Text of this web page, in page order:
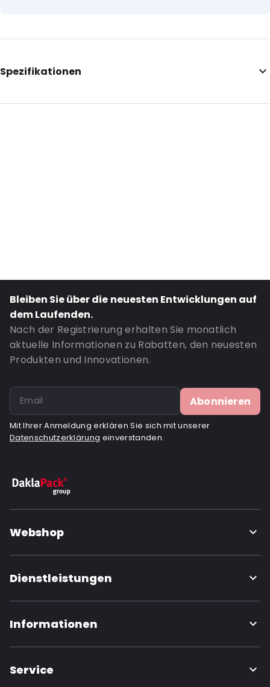
Spezifikationen
Internal Length: 235
Bleiben Sie über die neuesten Entwicklungen auf
dem Laufenden.
Nach der Registrierung erhalten Sie monatlich
aktuelle Informationen zu Rabatten, den neuesten
Produkten und Innovationen.
Abonnieren
Mit Ihrer Anmeldung erklären Sie sich mit unserer
Datenschutzerklärung einverstanden.
Webshop
Dienstleistungen
Informationen
Service